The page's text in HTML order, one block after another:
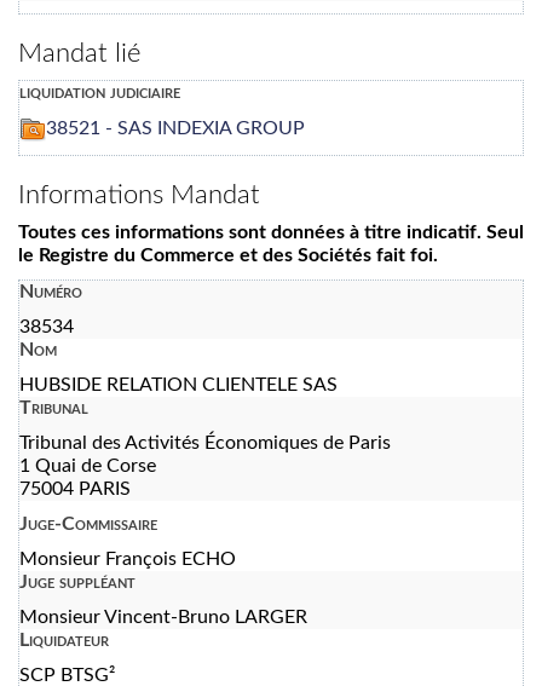
Mandat lié
liquidation judiciaire
38521 - SAS INDEXIA GROUP
Informations Mandat
Toutes ces informations sont données à titre indicatif. Seul
le Registre du Commerce et des Sociétés fait foi.
Numéro
38534
Nom
HUBSIDE RELATION CLIENTELE SAS
Tribunal
Tribunal des Activités Économiques de Paris
1 Quai de Corse
75004 PARIS
Juge-Commissaire
Monsieur François ECHO
Juge suppléant
Monsieur Vincent-Bruno LARGER
Liquidateur
SCP BTSG²